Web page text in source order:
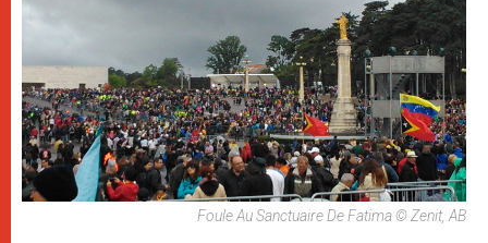
Foule Au Sanctuaire De Fatima © Zenit, AB